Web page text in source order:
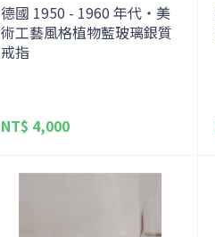
德國 1950 - 1960 年代・美
術工藝風格植物藍玻璃銀質
戒指
NT$ 4,000